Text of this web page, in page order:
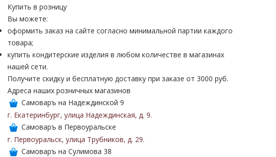
Купить в розницу
Вы можете:
оформить заказ на сайте согласно минимальной партии каждого
товара;
купить кондитерские изделия в любом количестве в магазинах
нашей сети.
Получите скидку и бесплатную доставку при заказе от 3000 руб.
Адреса наших розничных магазинов
Самоваръ на Надеждинской 9
г. Екатеринбург, улица Надеждинская, д. 9.
Самоваръ в Первоуральске
г. Первоуральск, улица Трубников, д. 29.
Самоваръ на Сулимова 38